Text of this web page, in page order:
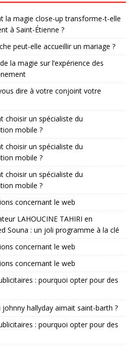
la magie close-up transforme-t-elle
à Saint-Étienne ?
peut-elle accueillir un mariage ?
la magie sur l’expérience des
dire à votre conjoint votre
choisir un spécialiste du
mobile ?
choisir un spécialiste du
mobile ?
choisir un spécialiste du
mobile ?
concernant le web
LAHOUCINE TAHIRI en
Souna : un joli programme à la clé
concernant le web
concernant le web
: pourquoi opter pour des
johnny hallyday aimait saint-barth ?
: pourquoi opter pour des